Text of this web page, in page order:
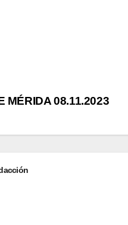
MÉRIDA 08.11.2023